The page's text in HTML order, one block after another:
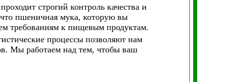
строгий контроль качества и
пшеничная мука, которую вы
требованиям к пищевым продуктам.
процессы позволяют нам
Мы работаем над тем, чтобы ваш